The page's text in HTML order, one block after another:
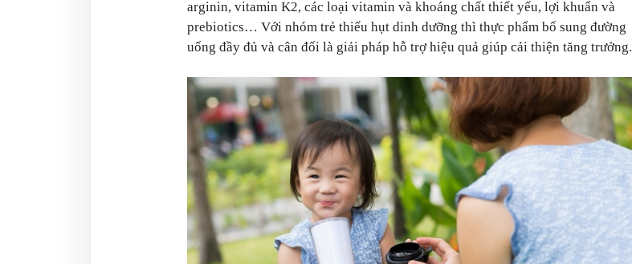
arginin, vitamin K2, các loại vitamin và khoáng chất thiết yếu, lợi khuẩn và
prebiotics… Với nhóm trẻ thiếu hụt dinh dưỡng thì thực phẩm bổ sung đường
uống đầy đủ và cân đối là giải pháp hỗ trợ hiệu quả giúp cải thiện tăng trưởng.